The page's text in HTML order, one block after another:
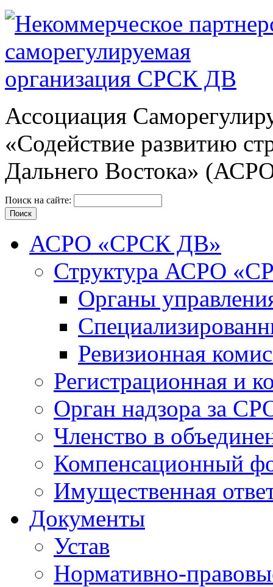
Ассоциация
«Содействие развитию
Дальнего Востока»
Поиск на сайте:
АСРО «СРСК ДВ»
Структура АСРО
Органы
Ревизионная
Регистрационная и
Орган надзора за
Членство в
Компенсационный
Имущественная
Документы
Устав
Нормативно-